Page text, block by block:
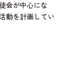
会が中心にな
動を計画してい